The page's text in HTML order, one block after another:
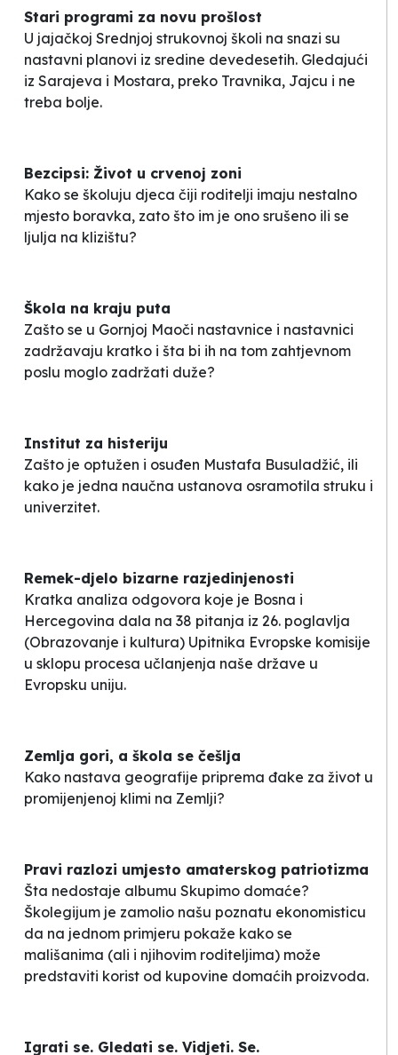
Stari programi za novu prošlost
U jajačkoj Srednjoj strukovnoj školi na snazi su
nastavni planovi iz sredine devedesetih. Gledajući
iz Sarajeva i Mostara, preko Travnika, Jajcu i ne
treba bolje.
Bezcipsi: Život u crvenoj zoni
Kako se školuju djeca čiji roditelji imaju nestalno
mjesto boravka, zato što im je ono srušeno ili se
ljulja na klizištu?
Škola na kraju puta
Zašto se u Gornjoj Maoči nastavnice i nastavnici
zadržavaju kratko i šta bi ih na tom zahtjevnom
poslu moglo zadržati duže?
Institut za histeriju
Zašto je optužen i osuđen Mustafa Busuladžić, ili
kako je jedna naučna ustanova osramotila struku i
univerzitet.
Remek-djelo bizarne razjedinjenosti
Kratka analiza odgovora koje je Bosna i
Hercegovina dala na 38 pitanja iz 26. poglavlja
(Obrazovanje i kultura) Upitnika Evropske komisije
u sklopu procesa učlanjenja naše države u
Evropsku uniju.
Zemlja gori, a škola se češlja
Kako nastava geografije priprema đake za život u
promijenjenoj klimi na Zemlji?
Pravi razlozi umjesto amaterskog patriotizma
Šta nedostaje albumu Skupimo domaće?
Školegijum je zamolio našu poznatu ekonomisticu
da na jednom primjeru pokaže kako se
mališanima (ali i njihovim roditeljima) može
predstaviti korist od kupovine domaćih proizvoda.
Igrati se. Gledati se. Vidjeti. Se.